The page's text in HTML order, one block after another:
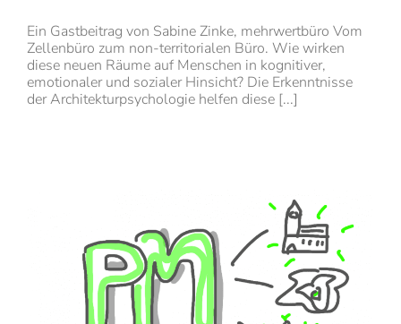
Ein Gastbeitrag von Sabine Zinke, mehrwertbüro Vom
Zellenbüro zum non-territorialen Büro. Wie wirken
diese neuen Räume auf Menschen in kognitiver,
emotionaler und sozialer Hinsicht? Die Erkenntnisse
der Architekturpsychologie helfen diese [...]